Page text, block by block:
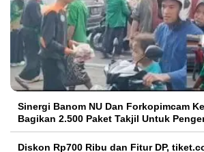
Sinergi Banom NU Dan Forkopimcam
Bagikan 2.500 Paket Takjil Untuk
Diskon Rp700 Ribu dan Fitur DP,